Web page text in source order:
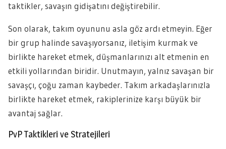
taktikler, savaşın gidişatını değiştirebilir.
Son olarak, takım oyununu asla göz ardı etmeyin. Eğer
bir grup halinde savaşıyorsanız, iletişim kurmak ve
birlikte hareket etmek, düşmanlarınızı alt etmenin en
etkili yollarından biridir. Unutmayın, yalnız savaşan bir
savaşçı, çoğu zaman kaybeder. Takım arkadaşlarınızla
birlikte hareket etmek, rakiplerinize karşı büyük bir
avantaj sağlar.
PvP Taktikleri ve Stratejileri